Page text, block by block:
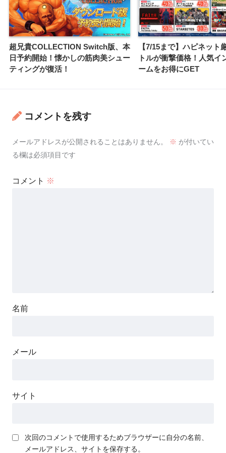
超兄貴COLLECTION Switch版、本
日予約開始！懐かしの筋肉美シュー
ティングが復活！
【7/15まで】ハピネット
トルが衝撃価格！人気イ
ームをお得にGET
コメントを残す
メールアドレスが公開されることはありません。 ※ が付いてい
る欄は必須項目です
コメント ※
名前
メール
サイト
次回のコメントで使用するためブラウザーに自分の名前、
メールアドレス、サイトを保存する。